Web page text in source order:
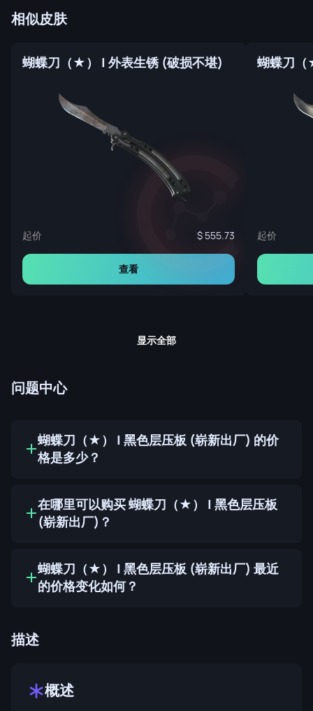
相似皮肤
蝴蝶刀（★） | 外表生锈 (破损不堪)
起价 555.73
查看
蝴蝶刀
起价
显示全部
问题中心
蝴蝶刀（★） | 黑色层压板 (崭新出厂) 的价
格是多少？
在哪里可以购买 蝴蝶刀（★） | 黑色层压板
(崭新出厂)？
蝴蝶刀（★） | 黑色层压板 (崭新出厂) 最近
的价格变化如何？
描述
概述